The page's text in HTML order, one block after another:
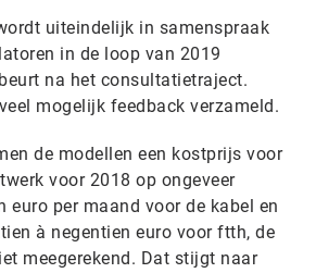
uiteindelijk in samenspraak
in de loop van 2019
na het consultatietraject.
mogelijk feedback verzameld.
de modellen een kostprijs voor
voor 2018 op ongeveer
euro per maand voor de kabel en
à negentien euro voor ftth, de
meegerekend. Dat stijgt naar